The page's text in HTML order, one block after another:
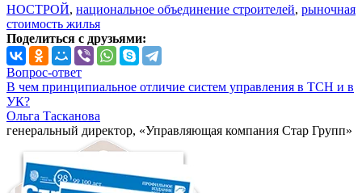
НОСТРОЙ, национальное объединение строителей, рыночная
стоимость жилья
Поделиться с друзьями:
Вопрос-ответ
В чем принципиальное отличие систем управления в ТСН и в
УК?
Ольга Тасканова
генеральный директор, «Управляющая компания Стар Групп»